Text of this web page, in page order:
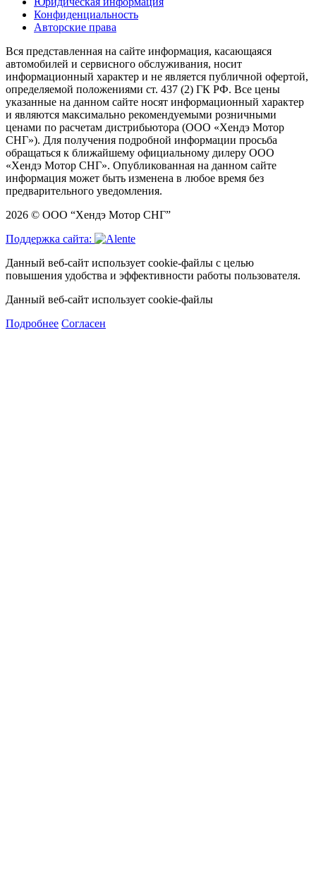
Конфиденциальность
Авторские права
Вся представленная на сайте информация, касающаяся
автомобилей и сервисного обслуживания, носит
информационный характер и не является публичной офертой,
определяемой положениями ст. 437 (2) ГК РФ. Все цены
указанные на данном сайте носят информационный характер
и являются максимально рекомендуемыми розничными
ценами по расчетам дистрибьютора (ООО «Хендэ Мотор
СНГ»). Для получения подробной информации просьба
обращаться к ближайшему официальному дилеру ООО
«Хендэ Мотор СНГ». Опубликованная на данном сайте
информация может быть изменена в любое время без
предварительного уведомления.
2026 © ООО “Хендэ Мотор СНГ”
Поддержка сайта:
Данный веб-сайт использует cookie-файлы с целью
повышения удобства и эффективности работы пользователя.
Данный веб-сайт использует cookie-файлы
Подробнее Согласен